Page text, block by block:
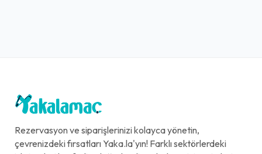
Rezervasyon ve siparişlerinizi kolayca yönetin,
çevrenizdeki fırsatları Yaka.la'yın! Farklı sektörlerdeki